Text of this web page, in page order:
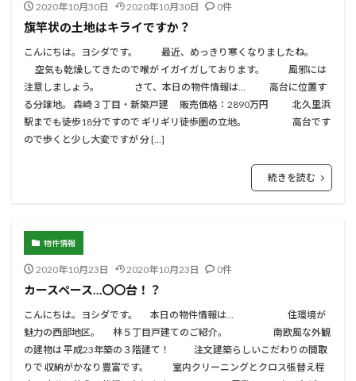
2020年10月30日 2020年10月30日 0件
旗竿状の土地はキライですか？
こんにちは。ヨシダです。 最近、めっきり寒くなりましたね。
空気も乾燥してきたので喉が イガイガしております。 風邪には
注意しましょう。 さて、本日の物件情報は… 高台に位置す
る分譲地。 森崎３丁目・新築戸建 販売価格：2890万円 北久里浜
駅までも徒歩18分ですので ギリギリ徒歩圏の立地。 高台です
ので歩くと少し大変ですが 分 […]
続きを読む
物件情報
2020年10月23日 2020年10月23日 0件
カースペース…〇〇台！？
こんにちは。ヨシダです。 本日の物件情報は… 住環境が
魅力の西部地区。 林５丁目戸建てのご紹介。 南欧風な外観
の建物は 平成23年築の３階建て！ 注文建築らしいこだわりの間取
りで 収納がかなり豊富です。 室内クリーニングとクロス張替え程